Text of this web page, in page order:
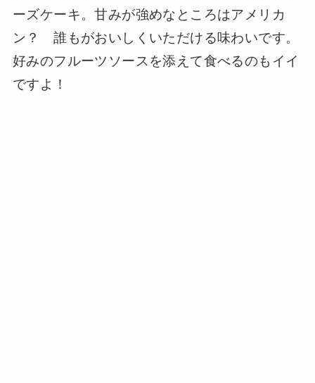
ーズケーキ。甘みが強めなところはアメリカ
ン？ 誰もがおいしくいただける味わいです。
好みのフルーツソースを添えて食べるのもイイ
ですよ！